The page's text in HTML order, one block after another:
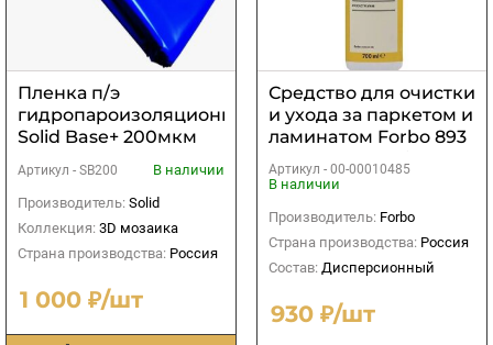
Пленка п/э
гидропароизоляционная
Solid Base+ 200мкм
Артикул - SB200
В наличии
Производитель: Solid
Коллекция: 3D мозаика
Страна производства: Россия
1 000 ₽/шт
Средство для очистки
и ухода за паркeтом и
ламинaтом Forbo 893
Euroclean Laminat
0,75л
Артикул - 00-00010485
В наличии
Производитель: Forbo
Страна производства: Россия
Состав: Дисперсионный
930 ₽/шт